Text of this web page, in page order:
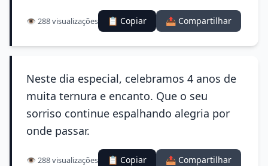
👁️ 288 visualizações 📋 Copiar 📤 Compartilhar
Neste dia especial, celebramos 4 anos de
muita ternura e encanto. Que o seu
sorriso continue espalhando alegria por
onde passar.
👁️ 288 visualizações 📋 Copiar 📤 Compartilhar